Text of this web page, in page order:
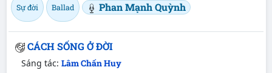
Sự đời Ballad Phan Mạnh Quỳnh
CÁCH SỐNG Ở ĐỜI
Sáng tác: Lâm Chấn Huy